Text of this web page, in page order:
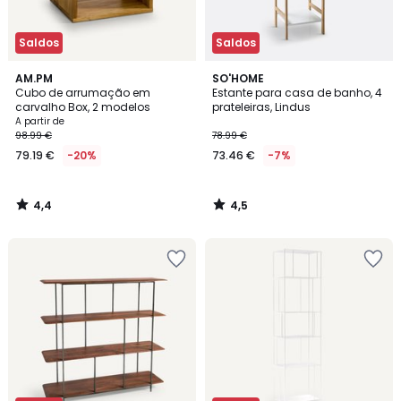
Saldos
AM.PM
Cubo de arrumação em
carvalho Box, 2 modelos
A partir de
98.99 €
79.19 € -20%
4,4
/ 5
4,4
/
Saldos
SO'HOME
Estante para casa de banho, 4
prateleiras, Lindus
78.99 €
73.46 € -7%
4,5
/ 5
4,5
/